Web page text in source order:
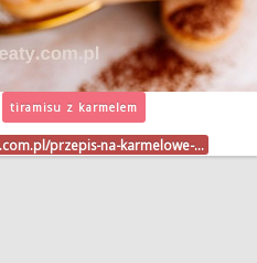
tiramisu z karmelem
przepis-na-karmelowe-…